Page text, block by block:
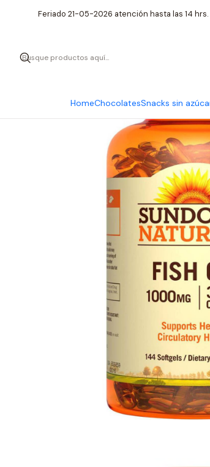
HomeChocolatesSnacks sin
Feriado 21-05-2026 atención hasta las 14